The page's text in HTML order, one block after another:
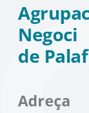
Negoci
de
Adreça